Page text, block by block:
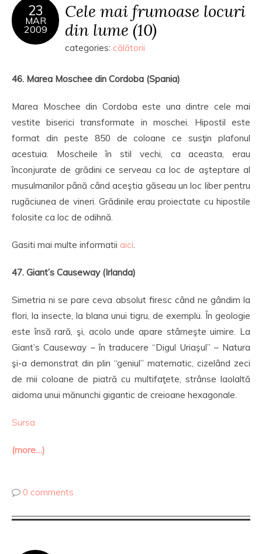
23
MAR
2009
Cele mai frumoase locuri
din lume (10)
categories: călătorii
46. Marea Moschee din Cordoba (Spania)
Marea Moschee din Cordoba este una dintre cele mai
vestite biserici transformate in moschei. Hipostil este
format din peste 850 de coloane ce susţin plafonul
acestuia. Moscheile în stil vechi, ca aceasta, erau
înconjurate de grădini ce serveau ca loc de aşteptare al
musulmanilor până când aceştia găseau un loc liber pentru
rugăciunea de vineri. Grădinile erau proiectate cu hipostile
folosite ca loc de odihnă.
Gasiti mai multe informatii aici.
47. Giant’s Causeway (Irlanda)
Simetria ni se pare ceva absolut firesc când ne gândim la
flori, la insecte, la blana unui tigru, de exemplu. În geologie
este însă rară, şi, acolo unde apare stârneşte uimire. La
Giant’s Causeway – în traducere “Digul Uriaşul” – Natura
şi-a demonstrat din plin “geniul” matematic, cizelând zeci
de mii coloane de piatră cu multifaţete, strânse laolaltă
aidoma unui mănunchi gigantic de creioane hexagonale.
Sursa
(more…)
0 comments